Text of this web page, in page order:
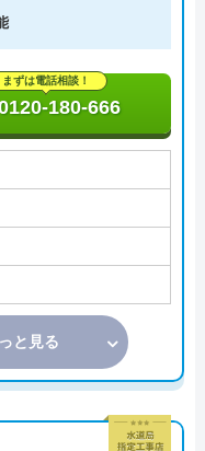
まずは電話相談！
180-666
と見る